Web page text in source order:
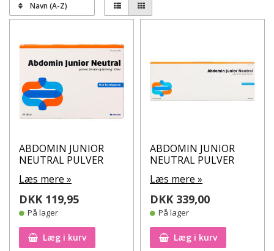
Navn (A-Z)
ABDOMIN JUNIOR
NEUTRAL PULVER
Læs mere »
DKK 119,95
På lager
Læg i kurv
ABDOMIN JUNIOR
NEUTRAL PULVER
Læs mere »
DKK 339,00
På lager
Læg i kurv